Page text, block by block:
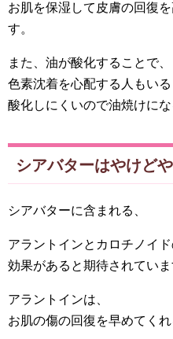
お肌を保湿して皮膚の回復
す。
また、油が酸化することで、
色素沈着を心配する人もいる
酸化しにくいので油焼けにな
シアバターはやけど
シアバターに含まれる、
アラントインとカロチノイ
効果があると期待されていま
アラントインは、
お肌の傷の回復を早めてくれ